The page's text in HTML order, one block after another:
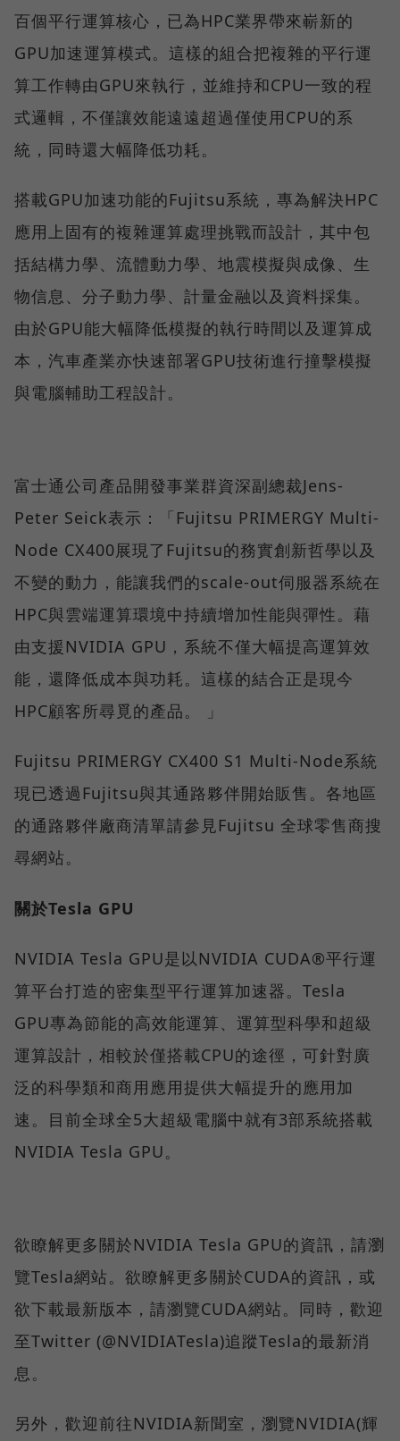
百個平行運算核心，已為HPC業界帶來嶄新的
GPU加速運算模式。這樣的組合把複雜的平行運
算工作轉由GPU來執行，並維持和CPU一致的程
式邏輯，不僅讓效能遠遠超過僅使用CPU的系
統，同時還大幅降低功耗。
搭載GPU加速功能的Fujitsu系統，專為解決HPC
應用上固有的複雜運算處理挑戰而設計，其中包
括結構力學、流體動力學、地震模擬與成像、生
物信息、分子動力學、計量金融以及資料採集。
由於GPU能大幅降低模擬的執行時間以及運算成
本，汽車產業亦快速部署GPU技術進行撞擊模擬
與電腦輔助工程設計。
富士通公司產品開發事業群資深副總裁Jens-
Peter Seick表示：「Fujitsu PRIMERGY Multi-
Node CX400展現了Fujitsu的務實創新哲學以及
不變的動力，能讓我們的scale-out伺服器系統在
HPC與雲端運算環境中持續增加性能與彈性。藉
由支援NVIDIA GPU，系統不僅大幅提高運算效
能，還降低成本與功耗。這樣的結合正是現今
HPC顧客所尋覓的產品。 」
Fujitsu PRIMERGY CX400 S1 Multi-Node系統
現已透過Fujitsu與其通路夥伴開始販售。各地區
的通路夥伴廠商清單請參見Fujitsu 全球零售商搜
尋網站。
關於Tesla GPU
NVIDIA Tesla GPU是以NVIDIA CUDA®平行運
算平台打造的密集型平行運算加速器。Tesla
GPU專為節能的高效能運算、運算型科學和超級
運算設計，相較於僅搭載CPU的途徑，可針對廣
泛的科學類和商用應用提供大幅提升的應用加
速。目前全球全5大超級電腦中就有3部系統搭載
NVIDIA Tesla GPU。
欲瞭解更多關於NVIDIA Tesla GPU的資訊，請瀏
覽Tesla網站。欲瞭解更多關於CUDA的資訊，或
欲下載最新版本，請瀏覽CUDA網站。同時，歡迎
至Twitter (@NVIDIATesla)追蹤Tesla的最新消
息。
另外，歡迎前往NVIDIA新聞室，瀏覽NVIDIA(輝